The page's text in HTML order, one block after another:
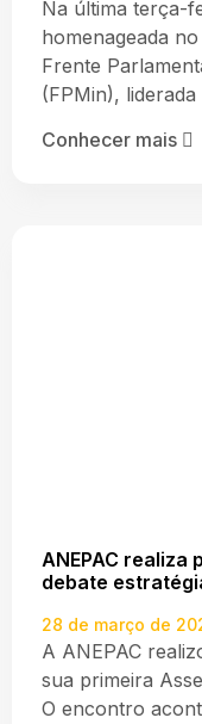
Na última terça-
homenageada
Frente
(FPMin),
Conhecer mais
ANEPAC realiza
debate
28 de março de
A ANEPAC
sua primeira
O encontro